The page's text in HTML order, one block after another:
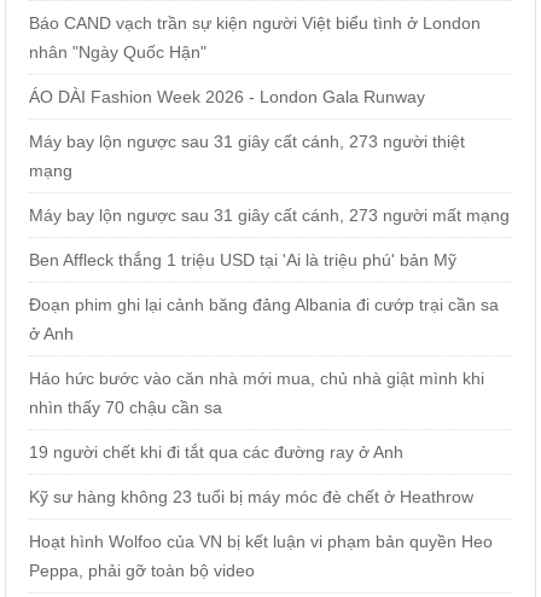
Báo CAND vạch trần sự kiện người Việt biểu tình ở London
nhân "Ngày Quốc Hận"
ÁO DÀI Fashion Week 2026 - London Gala Runway
Máy bay lộn ngược sau 31 giây cất cánh, 273 người thiệt
mạng
Máy bay lộn ngược sau 31 giây cất cánh, 273 người mất mạng
Ben Affleck thắng 1 triệu USD tại 'Ai là triệu phú' bản Mỹ
Đoạn phim ghi lại cảnh băng đảng Albania đi cướp trại cần sa
ở Anh
Háo hức bước vào căn nhà mới mua, chủ nhà giật mình khi
nhìn thấy 70 chậu cần sa
19 người chết khi đi tắt qua các đường ray ở Anh
Kỹ sư hàng không 23 tuổi bị máy móc đè chết ở Heathrow
Hoạt hình Wolfoo của VN bị kết luận vi phạm bản quyền Heo
Peppa, phải gỡ toàn bộ video